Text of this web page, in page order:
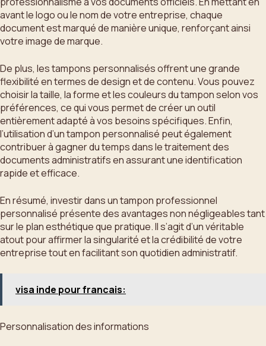
avant le logo ou le nom de votre entreprise, chaque
document est marqué de manière unique, renforçant ainsi
votre image de marque.
De plus, les tampons personnalisés offrent une grande
flexibilité en termes de design et de contenu. Vous pouvez
choisir la taille, la forme et les couleurs du tampon selon vos
préférences, ce qui vous permet de créer un outil
entièrement adapté à vos besoins spécifiques. Enfin,
l’utilisation d’un tampon personnalisé peut également
contribuer à gagner du temps dans le traitement des
documents administratifs en assurant une identification
rapide et efficace.
En résumé, investir dans un tampon professionnel
personnalisé présente des avantages non négligeables tant
sur le plan esthétique que pratique. Il s’agit d’un véritable
atout pour affirmer la singularité et la crédibilité de votre
entreprise tout en facilitant son quotidien administratif.
visa inde pour francais:
Personnalisation des informations